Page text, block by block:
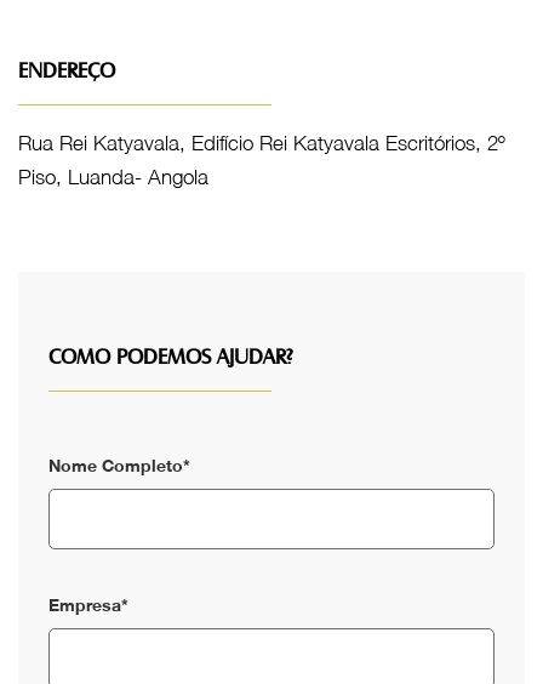
ENDEREÇO
Rua Rei Katyavala, Edifício Rei Katyavala Escritórios, 2º
Piso, Luanda- Angola
COMO PODEMOS AJUDAR?
Nome Completo*
Empresa*